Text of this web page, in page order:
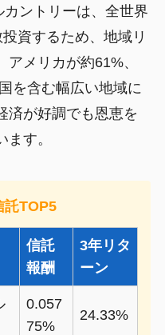
ントリーは、全世界
資するため、地域リ
メリカが約61%、
を含む幅広い地域に
済が好調でも恩恵を
す。
託TOP5
信託
報酬
3年リタ
ーン
0.057
75%
24.33%